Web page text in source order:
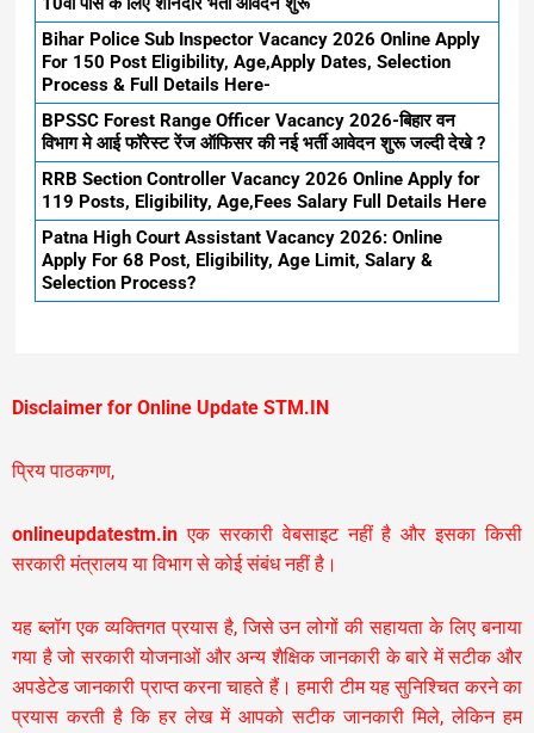
Bihar Police Sub Inspector Vacancy 2026 Online Apply
For 150 Post Eligibility, Age,Apply Dates, Selection
Process & Full Details Here-
BPSSC Forest Range Officer Vacancy 2026-बिहार वन
विभाग मे आई फॉरेस्ट रेंज ऑफिसर की नई भर्ती आवेदन शुरू जल्दी देखे ?
RRB Section Controller Vacancy 2026 Online Apply for
119 Posts, Eligibility, Age,Fees Salary Full Details Here
Patna High Court Assistant Vacancy 2026: Online
Apply For 68 Post, Eligibility, Age Limit, Salary &
Selection Process?
Disclaimer for Online Update STM.IN
प्रिय पाठकगण,
onlineupdatestm.in एक सरकारी वेबसाइट नहीं है और इसका किसी
सरकारी मंत्रालय या विभाग से कोई संबंध नहीं है।
यह ब्लॉग एक व्यक्तिगत प्रयास है, जिसे उन लोगों की सहायता के लिए बनाया
गया है जो सरकारी योजनाओं और अन्य शैक्षिक जानकारी के बारे में सटीक और
अपडेटेड जानकारी प्राप्त करना चाहते हैं। हमारी टीम यह सुनिश्चित करने का
प्रयास करती है कि हर लेख में आपको सटीक जानकारी मिले, लेकिन हम